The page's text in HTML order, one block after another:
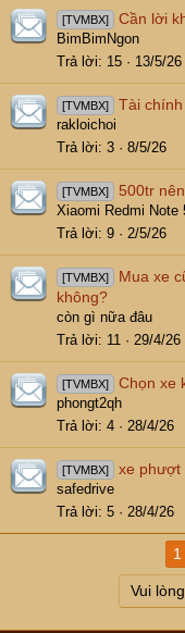
[TVMBX] Cần lời
BimBimNgon
Trả lời
15 13/5/26
[TVMBX] Tài
rakloichoi
Trả lời 3 8/5/26
[TVMBX] 500tr
Xiaomi Redmi Note
Trả lời 9 2/5/26
[TVMBX]
Mua xe
không?
còn gì nữa đâu
Trả lời
11 29/4/26
[TVMBX] Chọn xe
phongt2qh
Trả lời 4 28/4/26
[TVMBX] xe phượt
safedrive
Trả lời 5 28/4/26
1
Vui